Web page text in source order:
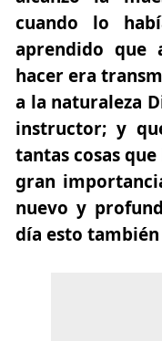
cuando lo
aprendido que
hacer era
a la naturaleza
instructor; y
tantas cosas
gran
nuevo y
día esto